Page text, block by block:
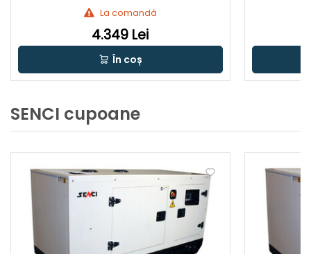
La comandă
4.349 Lei
În coș
SENCI cupoane